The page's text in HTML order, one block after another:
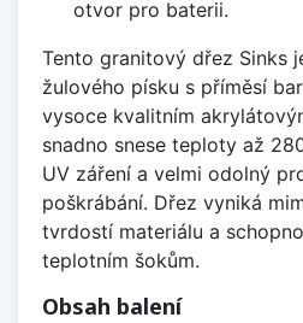
otvor pro baterii.
Tento granitový dřez Sinks
žulového písku s příměsí
vysoce kvalitním
snadno snese teploty až
UV záření a velmi odolný
poškrábání. Dřez vyniká
tvrdostí materiálu a
teplotním šokům.
Obsah balení